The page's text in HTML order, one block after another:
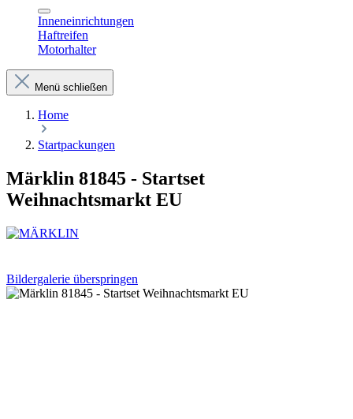
Inneneinrichtungen
Haftreifen
Motorhalter
Menü schließen
Home
Startpackungen
Märklin 81845 - Startset
Weihnachtsmarkt EU
Bildergalerie überspringen